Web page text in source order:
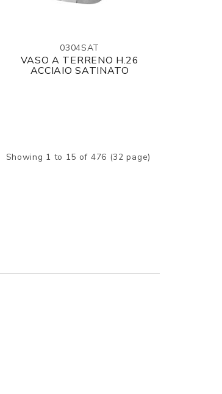
0304SAT
VASO A TERRENO H.26
ACCIAIO SATINATO
Showing 1 to 15 of 476 (32 page)